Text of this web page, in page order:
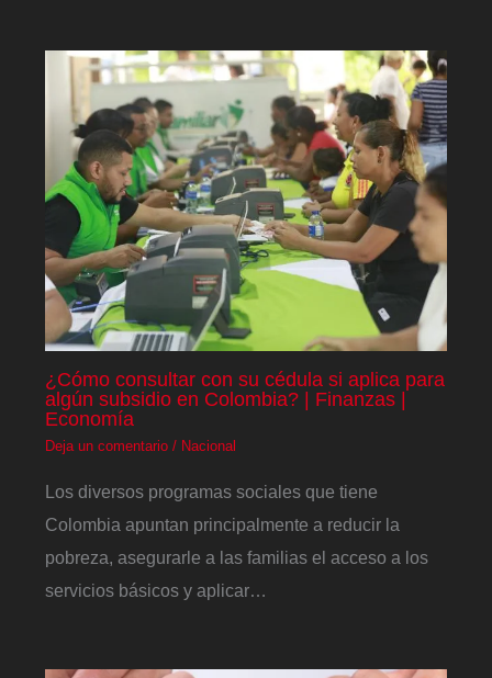
¿Cómo consultar con su cédula si aplica para
algún subsidio en Colombia? | Finanzas |
Economía
Deja un comentario / Nacional
Los diversos programas sociales que tiene
Colombia apuntan principalmente a reducir la
pobreza, asegurarle a las familias el acceso a los
servicios básicos y aplicar…